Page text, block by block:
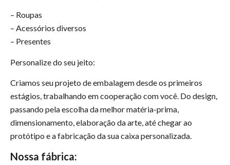
– Roupas
– Acessórios diversos
– Presentes
Personalize do seu jeito:
Criamos seu projeto de embalagem desde os primeiros
estágios, trabalhando em cooperação com você. Do design,
passando pela escolha da melhor matéria-prima,
dimensionamento, elaboração da arte, até chegar ao
protótipo e a fabricação da sua caixa personalizada.
Nossa fábrica: